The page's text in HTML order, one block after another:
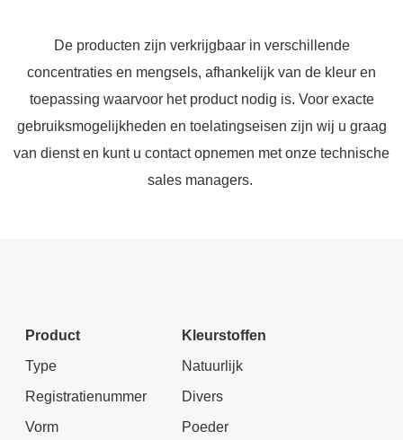
De producten zijn verkrijgbaar in verschillende
concentraties en mengsels, afhankelijk van de kleur en
toepassing waarvoor het product nodig is. Voor exacte
gebruiksmogelijkheden en toelatingseisen zijn wij u graag
van dienst en kunt u contact opnemen met onze technische
sales managers.
Product
Kleurstoffen
Type
Natuurlijk
Registratienummer
Divers
Vorm
Poeder